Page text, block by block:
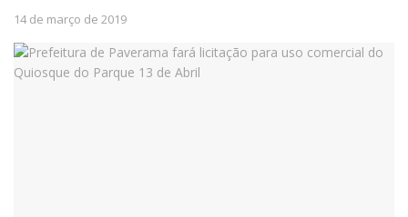
14 de março de 2019